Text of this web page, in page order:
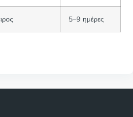
5–9 ημέρες